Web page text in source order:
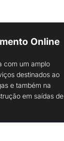
Online
com um amplo
destinados ao
e também na
em saídas de